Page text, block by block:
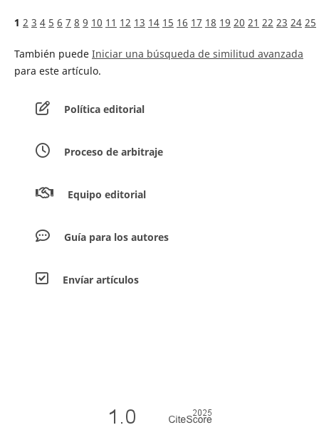
1 2 3 4 5 6 7 8 9 10 11 12 13 14 15 16 17 18 19 20 21 22 23 24 25
También puede Iniciar una búsqueda de similitud avanzada
para este artículo.
Política editorial
Proceso de arbitraje
Equipo editorial
Guía para los autores
Envíar artículos